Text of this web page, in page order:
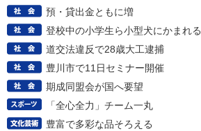
預・貸出金ともに増
登校中の小学生ら小型犬にかまれる
道交法違反で28歳大工逮捕
豊川市で11日セミナー開催
期成同盟会が国へ要望
「全心全力」チーム一丸
豊富で多彩な品そろえる